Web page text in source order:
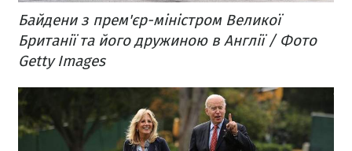
Байдени з прем'єр-міністром Великої
Британії та його дружиною в Англії / Фото
Getty Images